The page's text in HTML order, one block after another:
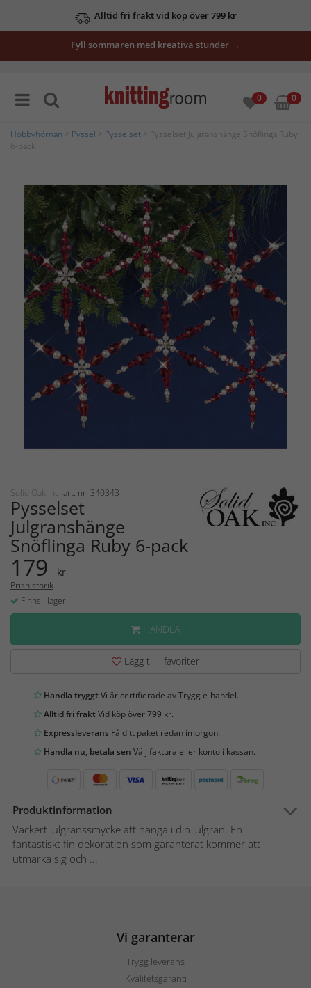
Alltid fri frakt vid köp över 799 kr
Fyll sommaren med kreativa stunder →
0 0
Hobbyhörnan Pyssel Pysselset > Pysselset Julgranshänge Snöflinga Ruby
6-pack
Solid Oak Inc. art. nr: 340343
Pysselset
Julgranshänge
Snöflinga Ruby 6-pack
179 kr
Prishistorik
Finns i lager
HANDLA
Lägg till i favoriter
Handla tryggtVi är certifierade av Trygg e-handel.
Alltid fri fraktVid köp över 799 kr.
Expressleverans Få ditt paket redan imorgon.
Handla nu, betala sen Välj faktura eller konto i kassan.
Produktinformation
Vackert julgranssmycke att hänga i din julgran. En
fantastiskt fin dekoration som garanterat kommer att
utmärka sig och ...
Vi garanterar
Trygg leverans
Kvalitetsgaranti